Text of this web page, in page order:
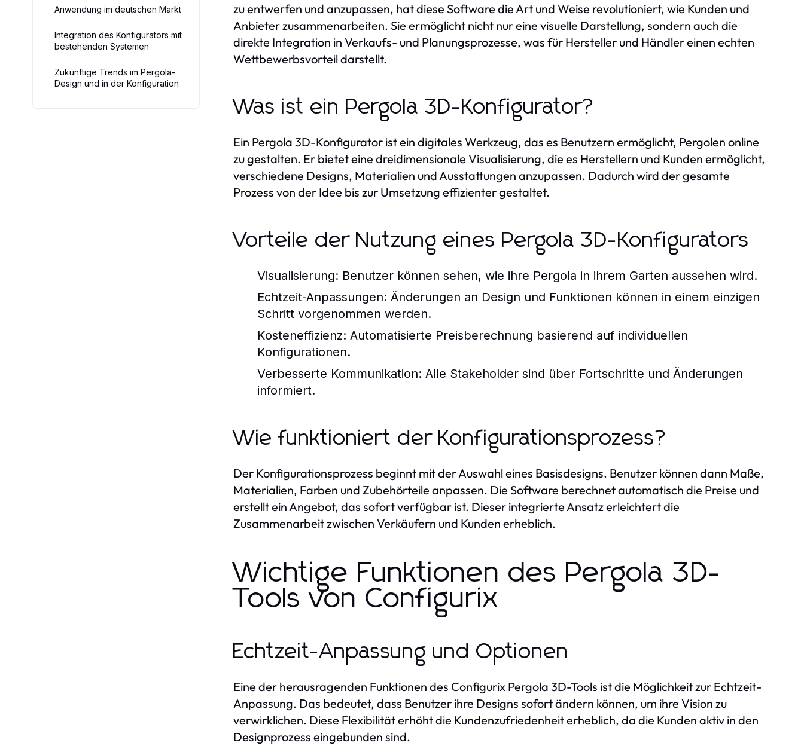
Anwendung im deutschen Markt
Integration des Konfigurators mit
bestehenden Systemen
Zukünftige Trends im Pergola-
Design und in der Konfiguration
zu entwerfen und anzupassen, hat diese Software die Art und Weise revolutioniert, wie Kunden und
Anbieter zusammenarbeiten. Sie ermöglicht nicht nur eine visuelle Darstellung, sondern auch die
direkte Integration in Verkaufs- und Planungsprozesse, was für Hersteller und Händler einen echten
Wettbewerbsvorteil darstellt.
Was ist ein Pergola 3D-Konfigurator?
Ein Pergola 3D-Konfigurator ist ein digitales Werkzeug, das es Benutzern ermöglicht, Pergolen online
zu gestalten. Er bietet eine dreidimensionale Visualisierung, die es Herstellern und Kunden ermöglicht,
verschiedene Designs, Materialien und Ausstattungen anzupassen. Dadurch wird der gesamte
Prozess von der Idee bis zur Umsetzung effizienter gestaltet.
Vorteile der Nutzung eines Pergola 3D-Konfigurators
Visualisierung: Benutzer können sehen, wie ihre Pergola in ihrem Garten aussehen wird.
Echtzeit-Anpassungen: Änderungen an Design und Funktionen können in einem einzigen
Schritt vorgenommen werden.
Kosteneffizienz: Automatisierte Preisberechnung basierend auf individuellen
Konfigurationen.
Verbesserte Kommunikation: Alle Stakeholder sind über Fortschritte und Änderungen
informiert.
Wie funktioniert der Konfigurationsprozess?
Der Konfigurationsprozess beginnt mit der Auswahl eines Basisdesigns. Benutzer können dann Maße,
Materialien, Farben und Zubehörteile anpassen. Die Software berechnet automatisch die Preise und
erstellt ein Angebot, das sofort verfügbar ist. Dieser integrierte Ansatz erleichtert die
Zusammenarbeit zwischen Verkäufern und Kunden erheblich.
Wichtige Funktionen des Pergola 3D-
Tools von Configurix
Echtzeit-Anpassung und Optionen
Eine der herausragenden Funktionen des Configurix Pergola 3D-Tools ist die Möglichkeit zur Echtzeit-
Anpassung. Das bedeutet, dass Benutzer ihre Designs sofort ändern können, um ihre Vision zu
verwirklichen. Diese Flexibilität erhöht die Kundenzufriedenheit erheblich, da die Kunden aktiv in den
Designprozess eingebunden sind.